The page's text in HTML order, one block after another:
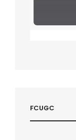
FCUGC